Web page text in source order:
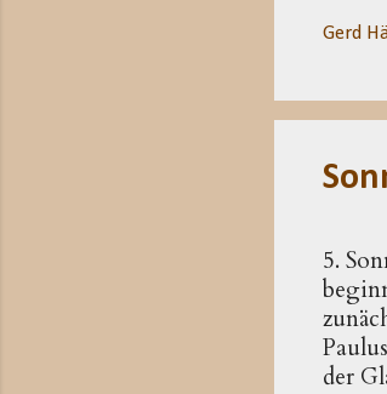
mehr
auf
Gerd
5.
der